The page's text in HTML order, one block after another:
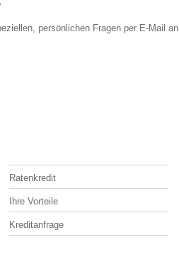
persönlichen Fragen per E-Mail an
Ratenkredit
Ihre Vorteile
Kreditanfrage